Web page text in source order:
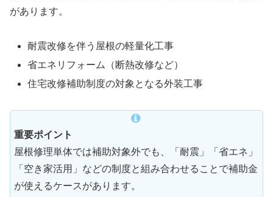
があります。
耐震改修を伴う屋根の軽量化工事
省エネリフォーム（断熱改修など）
住宅改修補助制度の対象となる外装工事
重要ポイント
屋根修理単体では補助対象外でも、「耐震」「省エネ」
「空き家活用」などの制度と組み合わせることで補助金
が使えるケースがあります。